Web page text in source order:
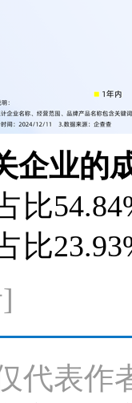
企业的
比
比
代表作